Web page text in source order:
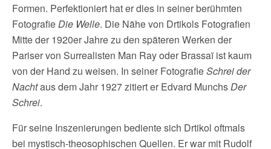
Formen. Perfektioniert hat er dies in seiner berühmten
FotografieDie Welle. Die Nähe von Drtikols Fotografien
Mitte der 1920er Jahre zu den späteren Werken der
Pariser von Surrealisten Man Ray oder Brassaï ist kaum
von der Hand zu weisen. In seiner FotografieSchrei der
Nachtaus dem Jahr 1927 zitiert er Edvard MunchsDer
Schrei.
Für seine Inszenierungen bediente sich Drtikol oftmals
bei mystisch-theosophischen Quellen. Er war mit Rudolf